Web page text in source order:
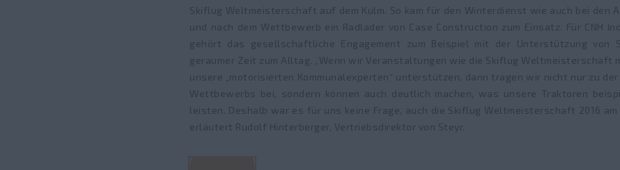
Skiflug Weltmeisterschaft auf dem Kulm. So kam für den Winterdienst wie auch bei den
und nach dem Wettbewerb ein Radlader von Case Construction zum Einsatz. Für CNH
gehört das gesellschaftliche Engagement zum Beispiel mit der Unterstützung von
geraumer Zeit zum Alltag. „Wenn wir Veranstaltungen wie die Skiflug Weltmeisterschaft
unsere „motorisierten Kommunalexperten“ unterstützen, dann tragen wir nicht nur zu
Wettbewerbs bei, sondern können auch deutlich machen, was unsere Traktoren
leisten. Deshalb war es für uns keine Frage, auch die Skiflug Weltmeisterschaft 2016 am
erläutert Rudolf Hinterberger, Vertriebsdirektor von Steyr.